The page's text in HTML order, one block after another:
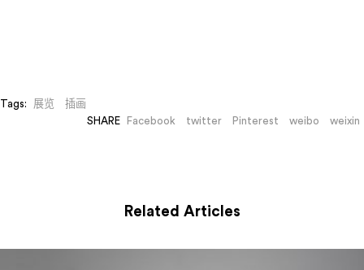
Tags: 展览
插画
SHARE
Facebook twitter Pinterest weibo weixin
Related Articles